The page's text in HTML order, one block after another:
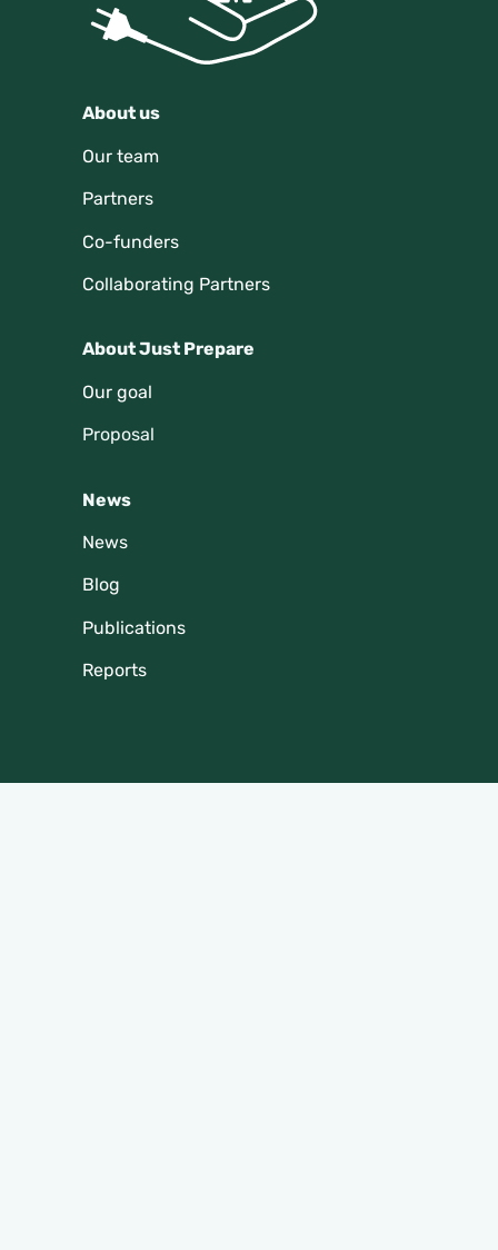
About us
Our team
Partners
Co-funders
Collaborating Partners
About Just Prepare
Our goal
Proposal
News
News
Blog
Publications
Reports